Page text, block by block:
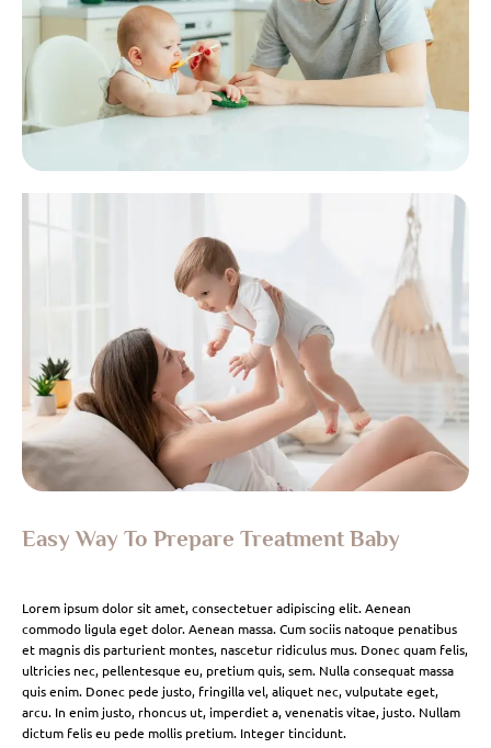
Easy Way To Prepare Treatment Baby
Lorem ipsum dolor sit amet, consectetuer adipiscing elit. Aenean
commodo ligula eget dolor. Aenean massa. Cum sociis natoque penatibus
et magnis dis parturient montes, nascetur ridiculus mus. Donec quam felis,
ultricies nec, pellentesque eu, pretium quis, sem. Nulla consequat massa
quis enim. Donec pede justo, fringilla vel, aliquet nec, vulputate eget,
arcu. In enim justo, rhoncus ut, imperdiet a, venenatis vitae, justo. Nullam
dictum felis eu pede mollis pretium. Integer tincidunt.